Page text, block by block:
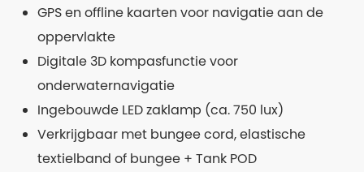
GPS en offline kaarten voor navigatie aan de
oppervlakte
Digitale 3D kompasfunctie voor
onderwaternavigatie
Ingebouwde LED zaklamp (ca. 750 lux)
Verkrijgbaar met bungee cord, elastische
textielband of bungee + Tank POD